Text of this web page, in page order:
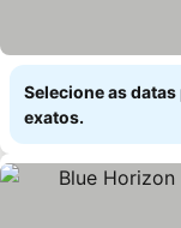
Selecione as
exatos.